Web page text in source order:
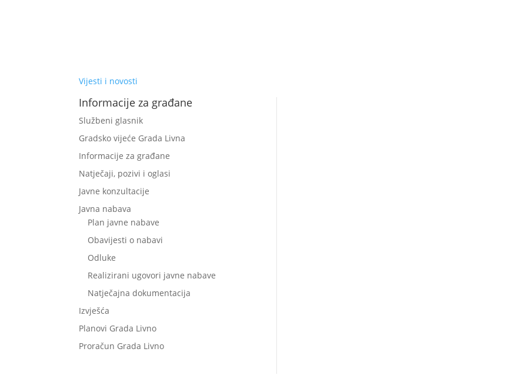
Vijesti i novosti
Informacije za građane
Službeni glasnik
Gradsko vijeće Grada Livna
Informacije za građane
Natječaji, pozivi i oglasi
Javne konzultacije
Javna nabava
Plan javne nabave
Obavijesti o nabavi
Odluke
Realizirani ugovori javne nabave
Natječajna dokumentacija
Izvješća
Planovi Grada Livno
Proračun Grada Livno